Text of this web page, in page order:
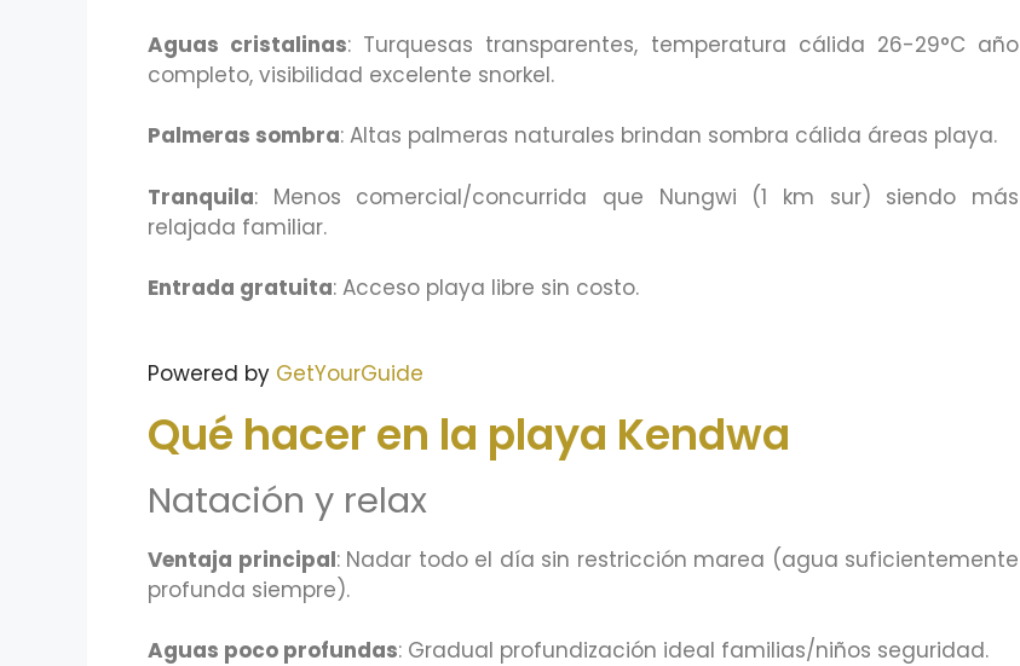
Aguas cristalinas: Turquesas transparentes, temperatura cálida 26-29°C año
completo, visibilidad excelente snorkel.
Palmeras sombra: Altas palmeras naturales brindan sombra cálida áreas playa.
Tranquila: Menos comercial/concurrida que Nungwi (1 km sur) siendo más
relajada familiar.
Entrada gratuita: Acceso playa libre sin costo.
Powered by GetYourGuide
Qué hacer en la playa Kendwa
Natación y relax
Ventaja principal: Nadar todo el día sin restricción marea (agua suficientemente
profunda siempre).
Aguas poco profundas: Gradual profundización ideal familias/niños seguridad.